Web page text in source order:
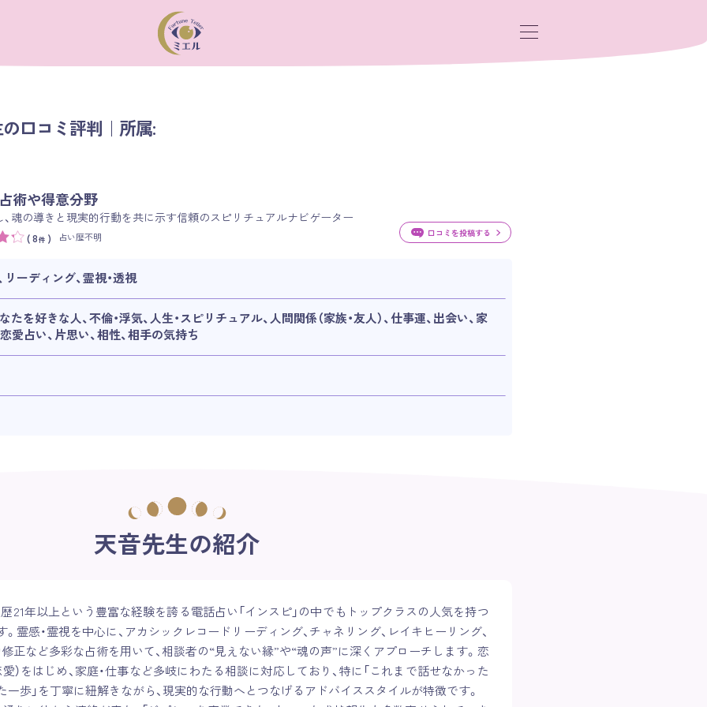
口コミ評判｜所属:
術や得意分野
魂の導きと現実的行動を共に示す信頼のスピリチュアルナビゲーター
( 8件 ) 占い歴不明 口コミを投稿する
ーディング、霊視・透視
たを好きな人、不倫・浮気、人生・スピリチュアル、人間関係（家族・友人）、仕事運、出会い、家
愛占い、片思い、相性、相手の気持ち
天音先生の紹介
歴21年以上という豊富な経験を誇る電話占い「インスピ」の中でもトップクラスの人気を持つ
霊感・霊視を中心に、アカシックレコードリーディング、チャネリング、レイキヒーリング、
正など多彩な占術を用いて、相談者の“見えない縁”や“魂の声”に深くアプローチします。恋
愛）をはじめ、家庭・仕事など多岐にわたる相談に対応しており、特に「これまで話せなかった
一歩」を丁寧に紐解きながら、現実的な行動へとつなげるアドバイススタイルが特徴です。